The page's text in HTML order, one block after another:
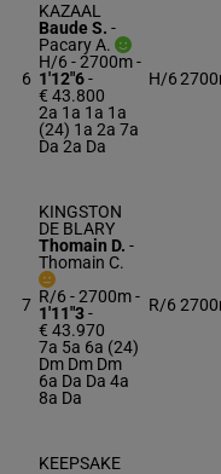
6
KAZAAL
Baude S. -
Pacary A.
H/6 - 2700m-
1'12"6-
€ 43.800
2a 1a 1a 1a
(24) 1a 2a 7a
Da 2a Da
H/6
7
KINGSTON
DE BLARY
Thomain D. -
Thomain C.
R/6 - 2700m-
1'11"3-
€ 43.970
7a 5a 6a (24)
Dm Dm Dm
6a Da Da 4a
8a Da
R/6
KEEPSAKE